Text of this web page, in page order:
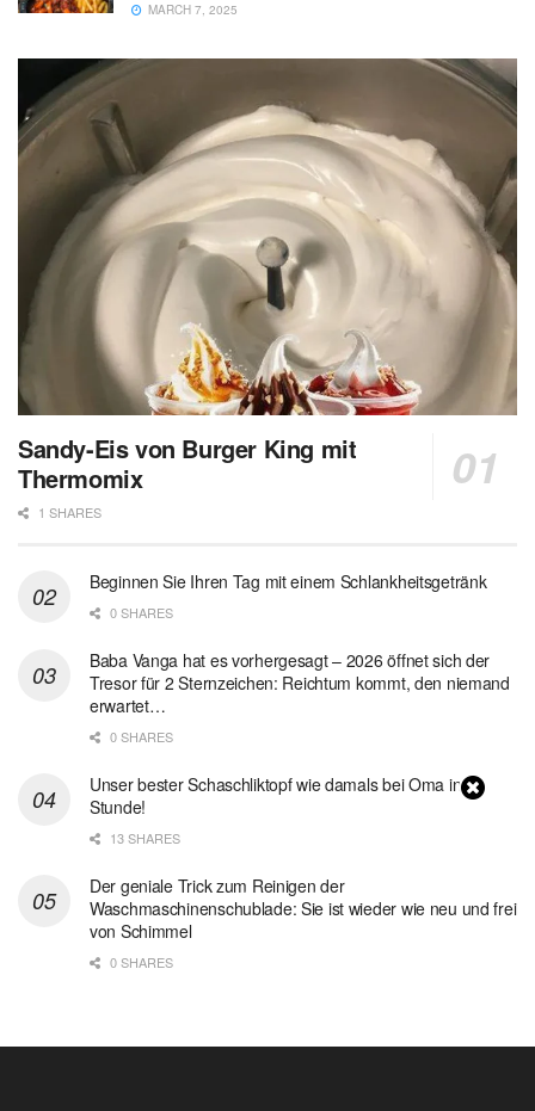
MARCH 7, 2025
Sandy-Eis von Burger King mit
Thermomix
1 SHARES
Beginnen Sie Ihren Tag mit einem Schlankheitsgetränk
0 SHARES
Baba Vanga hat es vorhergesagt – 2026 öffnet sich der
Tresor für 2 Sternzeichen: Reichtum kommt, den niemand
erwartet…
0 SHARES
Unser bester Schaschliktopf wie damals bei Oma in 1
Stunde!
13 SHARES
Der geniale Trick zum Reinigen der
Waschmaschinenschublade: Sie ist wieder wie neu und frei
von Schimmel
0 SHARES